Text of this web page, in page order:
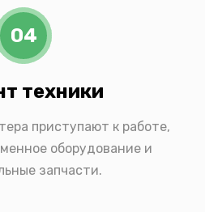
04
техники
приступают к работе,
оборудование и
запчасти.